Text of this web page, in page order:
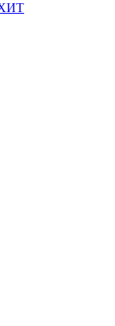
ХИТ